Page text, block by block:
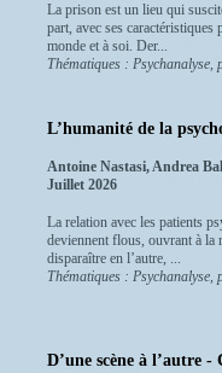
La prison est un lieu qui
part, avec ses
monde et à soi. Der...
Thématiques : Psychanalyse,
L’humanité de la
Antoine Nastasi, Andrea
Juillet 2026
La relation avec les patients
deviennent flous, ouvrant à la
disparaître en l’autre, ...
Thématiques : Psychanalyse,
D’une scène à l’autre -